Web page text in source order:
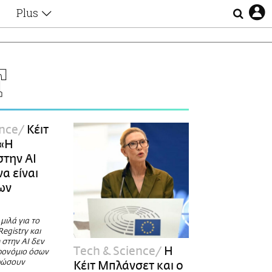
Plus
Οι Αθηναίοι
Lgbtqi+
Επιλογές
Κέιτ
AI
είναι
για το
και
στην AI δεν
όσων
Τech & Science H
Κέιτ Μπλάνσετ και o